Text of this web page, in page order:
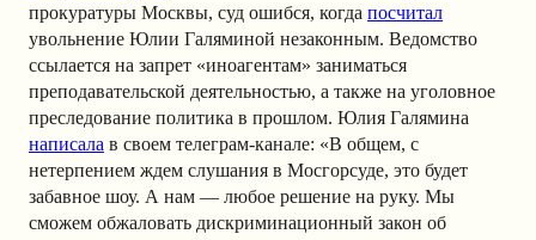
прокуратуры Москвы, суд ошибся, когда посчитал
увольнение Юлии Галяминой незаконным. Ведомство
ссылается на запрет «иноагентам» заниматься
преподавательской деятельностью, а также на уголовное
преследование политика в прошлом. Юлия Галямина
написала в своем телеграм-канале: «В общем, с
нетерпением ждем слушания в Мосгорсуде, это будет
забавное шоу. А нам — любое решение на руку. Мы
сможем обжаловать дискриминационный закон об